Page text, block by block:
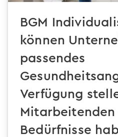
BGM
können
passendes
Verfügung
Mitarbeitenden
Bedürfnisse